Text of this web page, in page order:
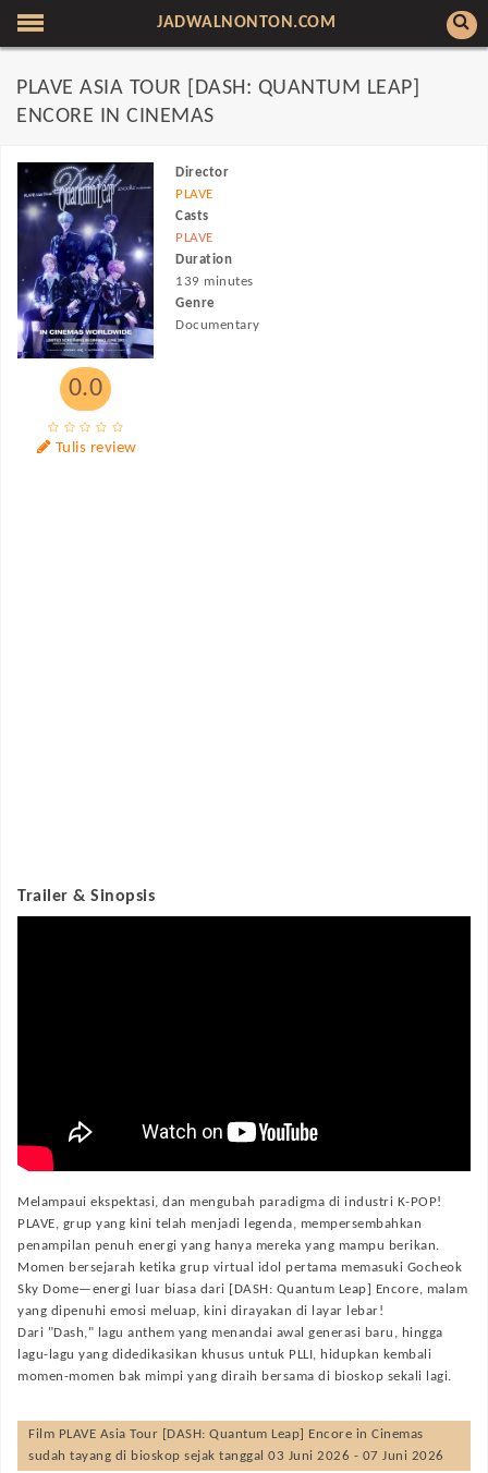
JADWALNONTON.COM
PLAVE ASIA TOUR [DASH: QUANTUM LEAP]
ENCORE IN CINEMAS
0.0
Tulis review
Director
PLAVE
Casts
PLAVE
Duration
139 minutes
Genre
Documentary
Trailer & Sinopsis
Melampaui ekspektasi, dan mengubah paradigma di industri K-POP!
PLAVE, grup yang kini telah menjadi legenda, mempersembahkan
penampilan penuh energi yang hanya mereka yang mampu berikan.
Momen bersejarah ketika grup virtual idol pertama memasuki Gocheok
Sky Dome—energi luar biasa dari [DASH: Quantum Leap] Encore, malam
yang dipenuhi emosi meluap, kini dirayakan di layar lebar!
Dari "Dash," lagu anthem yang menandai awal generasi baru, hingga
lagu-lagu yang didedikasikan khusus untuk PLLI, hidupkan kembali
momen-momen bak mimpi yang diraih bersama di bioskop sekali lagi.
Film PLAVE Asia Tour [DASH: Quantum Leap] Encore in Cinemas
sudah tayang di bioskop sejak tanggal 03 Juni 2026 - 07 Juni 2026